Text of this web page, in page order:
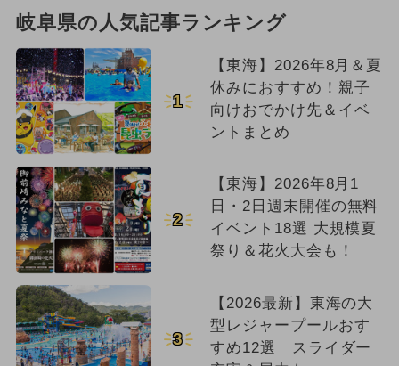
岐阜県の人気記事ランキング
1
【東海】2026年8月＆夏
休みにおすすめ！親子
向けおでかけ先＆イベ
ントまとめ
2
【東海】2026年8月1
日・2日週末開催の無料
イベント18選 大規模夏
祭り＆花火大会も！
3
【2026最新】東海の大
型レジャープールおす
すめ12選 スライダー